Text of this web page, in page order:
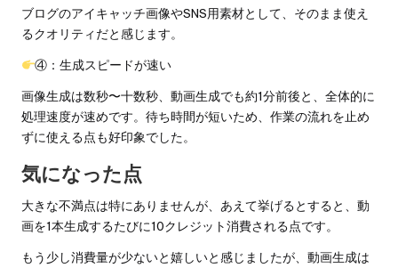
ブログのアイキャッチ画像やSNS用素材として、そのまま使え
るクオリティだと感じます。
④：生成スピードが速い
画像生成は数秒〜十数秒、動画生成でも約1分前後と、全体的に
処理速度が速めです。待ち時間が短いため、作業の流れを止め
ずに使える点も好印象でした。
気になった点
大きな不満点は特にありませんが、あえて挙げるとすると、動
画を1本生成するたびに10クレジット消費される点です。
もう少し消費量が少ないと嬉しいと感じましたが、動画生成は